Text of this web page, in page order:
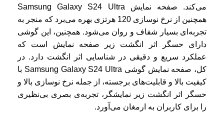
می‌کند. صفحه نمایش Samsung Galaxy S24 Ultra
همچنین از نرخ نوسازی 120 هرتزی بهره می‌برد که منجر به
تجربه‌ای بسیار شفاف و روان می‌شود. همچنین، این گوشی
دارای حسگر اثر انگشت زیر صفحه نمایش است که
عملکرد سریع و دقیقی در شناسایی اثر انگشت دارد. در
کل، صفحه نمایش گوشی Samsung Galaxy S24 Ultra با
کیفیت بالا و قابلیت‌های برجسته، از جمله نرخ نوسازی بالا و
حسگر اثر انگشت زیر نمایشگر، تجربه‌ی بصری بی‌نظیری
را برای کاربران به ارمغان می‌آورد.